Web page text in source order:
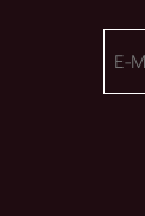
Mail